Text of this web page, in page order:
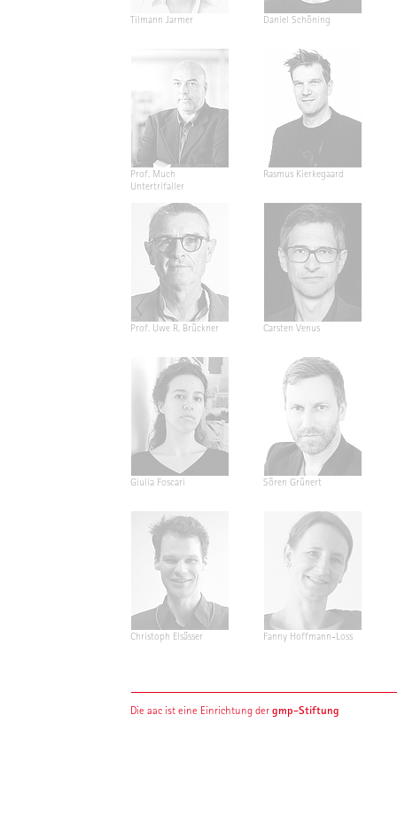
Tilmann Jarmer Daniel Schöning
Prof. Much
Untertrifaller
Rasmus Kierkegaard
Prof. Uwe R. Brückner Carsten Venus
Giulia Foscari Sören Grünert
Christoph Elsässer Fanny Hoffmann-Loss
Die aac ist eine Einrichtung dergmp-Stiftung